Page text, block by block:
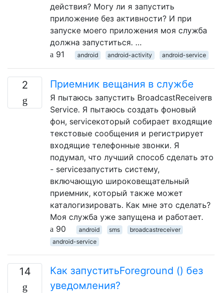
действия? Могу ли я запустить
приложение без активности? И при
запуске моего приложения моя служба
должна запуститься. …
91
android android-activity android-service
2 Приемник вещания в службе
Я пытаюсь запустить BroadcastReceiverв
Service. Я пытаюсь создать фоновый
фон, serviceкоторый собирает входящие
текстовые сообщения и регистрирует
входящие телефонные звонки. Я
подумал, что лучший способ сделать это
- serviceзапустить систему,
включающую широковещательный
приемник, который также может
каталогизировать. Как мне это сделать?
Моя служба уже запущена и работает.
90
android sms
broadcastreceiver
android-service
14
Как запуститьForeground () без
уведомления?